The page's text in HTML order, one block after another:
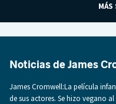
MÁS
Noticias de James
James Cromwell:La película
de sus actores. Se hizo vegano